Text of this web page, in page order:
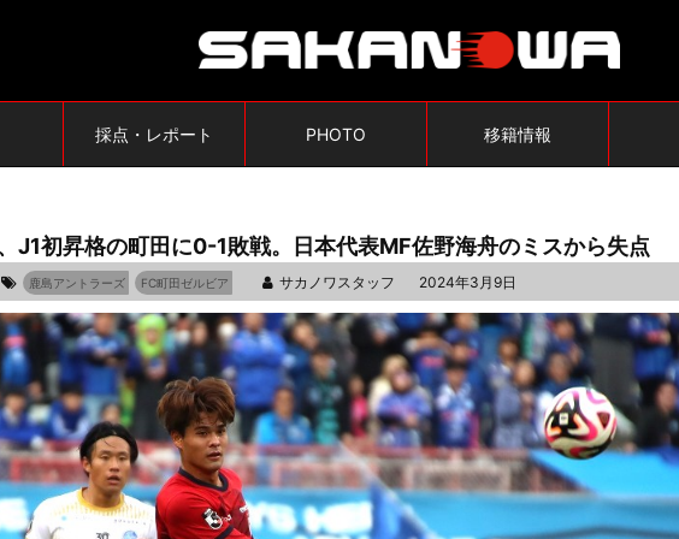
採点・レポート PHOTO 移籍情報
J1初昇格の町田に0-1敗戦。日本代表MF佐野海舟のミスから失点
鹿島アントラーズ FC町田ゼルビア サカノワスタッフ 2024年3月9日